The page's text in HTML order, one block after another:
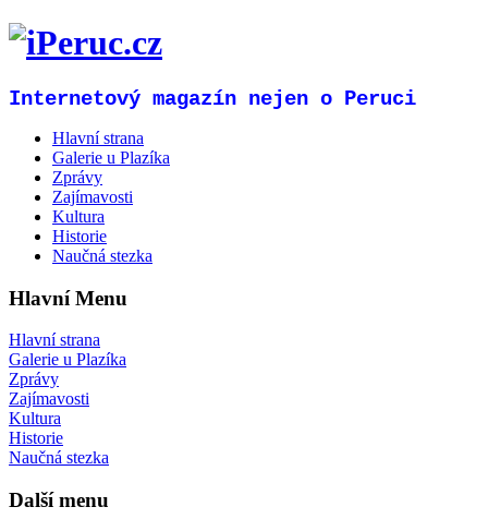
Internetový magazín nejen o Peruci
Hlavní strana
Galerie u Plazíka
Zprávy
Zajímavosti
Kultura
Historie
Naučná stezka
Hlavní Menu
Hlavní strana
Galerie u Plazíka
Zprávy
Zajímavosti
Kultura
Historie
Naučná stezka
Další menu